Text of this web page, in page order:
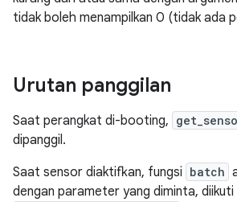
tidak boleh menampilkan 0 (tidak ada
Urutan panggilan
Saat perangkat di-booting,
dipanggil.
Saat sensor diaktifkan, fungsi batch
dengan parameter yang diminta, diikuti